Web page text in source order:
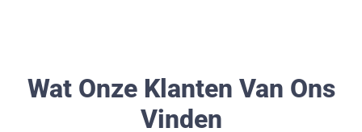
Wat Onze Klanten Van Ons
Vinden